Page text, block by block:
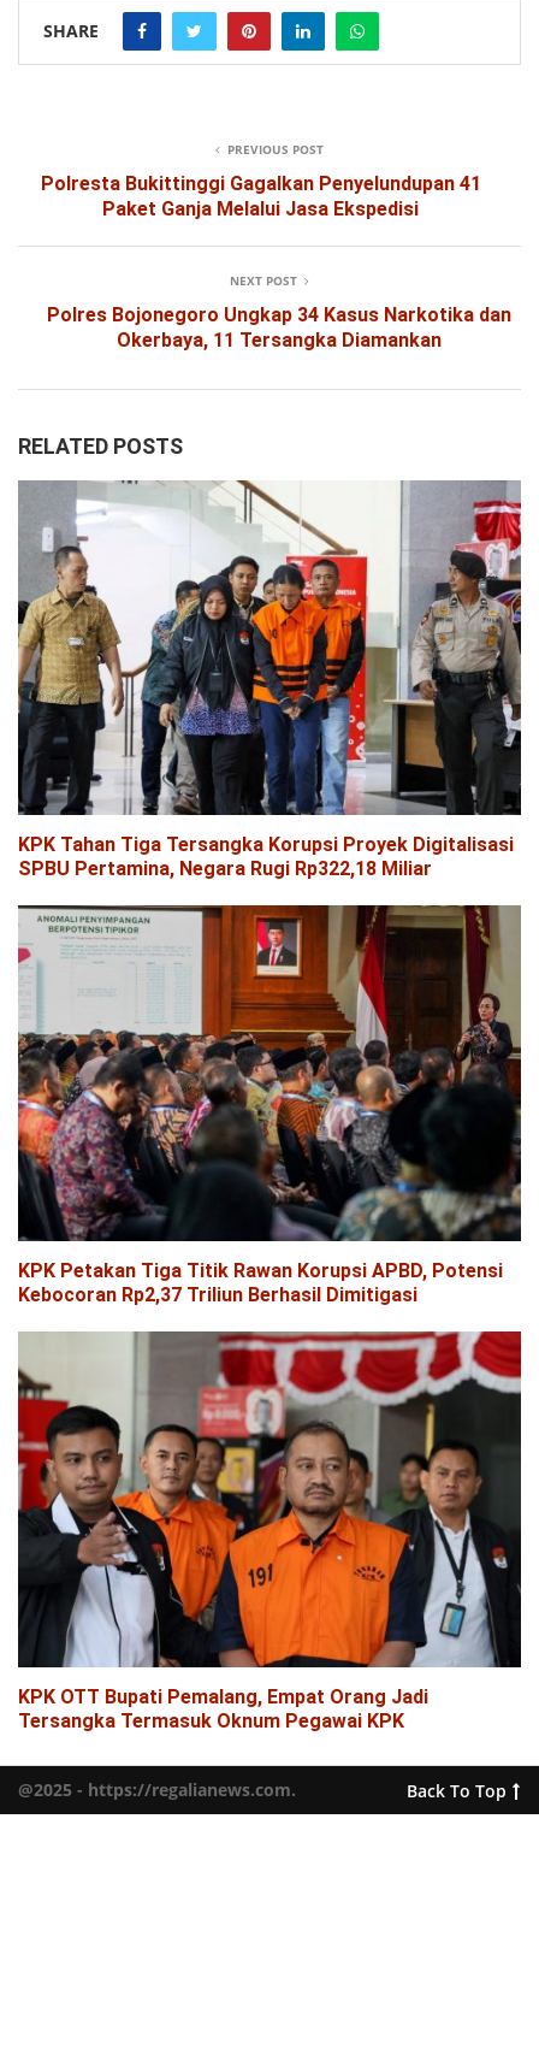
SHARE
PREVIOUS POST
Polresta Bukittinggi Gagalkan Penyelundupan 41
Paket Ganja Melalui Jasa Ekspedisi
NEXT POST
Polres Bojonegoro Ungkap 34 Kasus Narkotika dan
Okerbaya, 11 Tersangka Diamankan
RELATED POSTS
KPK Tahan Tiga Tersangka Korupsi Proyek Digitalisasi
SPBU Pertamina, Negara Rugi Rp322,18 Miliar
KPK Petakan Tiga Titik Rawan Korupsi APBD, Potensi
Kebocoran Rp2,37 Triliun Berhasil Dimitigasi
KPK OTT Bupati Pemalang, Empat Orang Jadi
Tersangka Termasuk Oknum Pegawai KPK
@2025 - https://regalianews.com. Back To Top